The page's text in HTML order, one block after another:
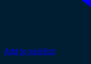
Add to wishlist